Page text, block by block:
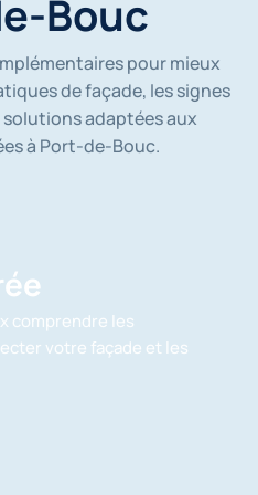
Bouc
pour mieux
de façade, les signes
adaptées aux
à Port-de-Bouc.
comprendre les
votre façade et les